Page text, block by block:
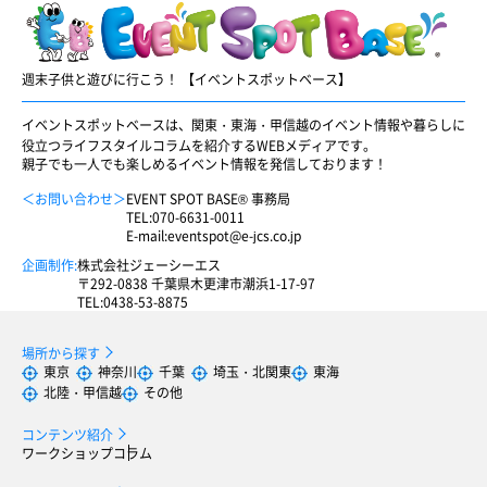
週末子供と遊びに行こう！ 【イベントスポットベース】
イベントスポットベースは、関東・東海・甲信越のイベント情報や暮らしに
役立つライフスタイルコラムを紹介するWEBメディアです。
親子でも一人でも楽しめるイベント情報を発信しております！
＜お問い合わせ＞EVENT SPOT BASE® 事務局
TEL:070-6631-0011
E-mail:eventspot@e-jcs.co.jp
企画制作:株式会社ジェーシーエス
〒292-0838 千葉県木更津市潮浜1-17-97
TEL:0438-53-8875
場所から探す
東京
神奈川 千葉 埼玉・北関東
東海
北陸・甲信越
その他
コンテンツ紹介
ワークショップコラム